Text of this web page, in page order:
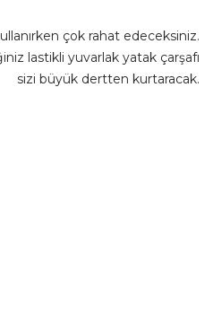
çok rahat edeceksiniz.
lastikli yuvarlak yatak çarşafı
sizi büyük dertten kurtaracak.